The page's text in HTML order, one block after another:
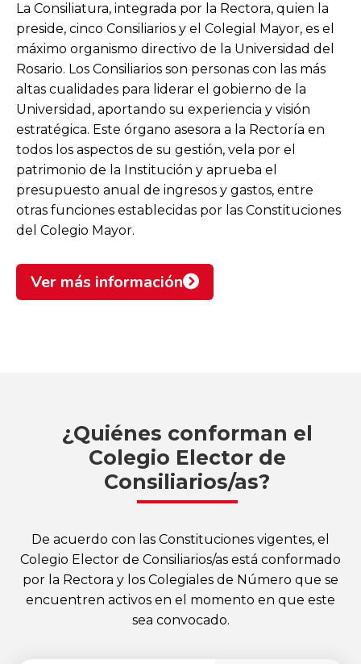
La Consiliatura, integrada por la Rectora, quien la
preside, cinco Consiliarios y el Colegial Mayor, es el
máximo organismo directivo de la Universidad del
Rosario. Los Consiliarios son personas con las más
altas cualidades para liderar el gobierno de la
Universidad, aportando su experiencia y visión
estratégica. Este órgano asesora a la Rectoría en
todos los aspectos de su gestión, vela por el
patrimonio de la Institución y aprueba el
presupuesto anual de ingresos y gastos, entre
otras funciones establecidas por las Constituciones
del Colegio Mayor.
Ver más información
¿Quiénes conforman el
Colegio Elector de
Consiliarios/as?
De acuerdo con las Constituciones vigentes, el
Colegio Elector de Consiliarios/as está conformado
por la Rectora y los Colegiales de Número que se
encuentren activos en el momento en que este
sea convocado.